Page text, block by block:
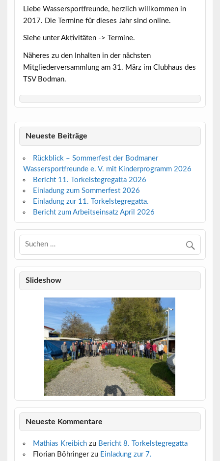
Liebe Wassersportfreunde, herzlich willkommen in
2017. Die Termine für dieses Jahr sind online.
Siehe unter Aktivitäten -> Termine.
Näheres zu den Inhalten in der nächsten
Mitgliederversammlung am 31. März im Clubhaus des
TSV Bodman.
Neueste Beiträge
Rückblick – Sommerfest der Bodmaner
Wassersportfreunde e. V. mit Kinderprogramm 2026
Bericht 11. Torkelstegregatta 2026
Einladung zum Sommerfest 2026
Einladung zur 11. Torkelstegregatta.
Bericht zum Arbeitseinsatz April 2026
Slideshow
1
Neueste Kommentare
Mathias Kreibichzu Bericht 8. Torkelstegregatta
Florian Böhringerzu Einladung zur 7.